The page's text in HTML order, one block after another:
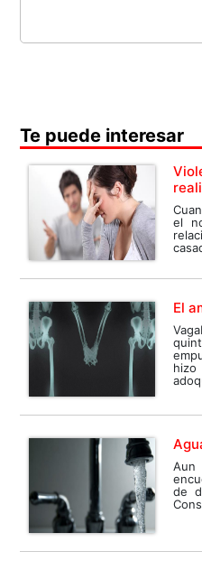
Te puede interesar
el
El
Aun
de